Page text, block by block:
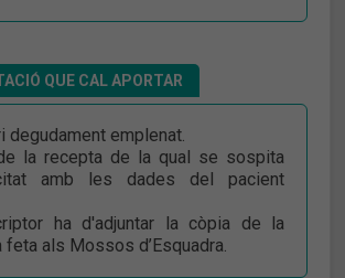
QUE CAL APORTAR
degudament emplenat.
la recepta de la qual se sospita
amb les dades del pacient
ha d'adjuntar la còpia de la
feta als Mossos d’Esquadra.